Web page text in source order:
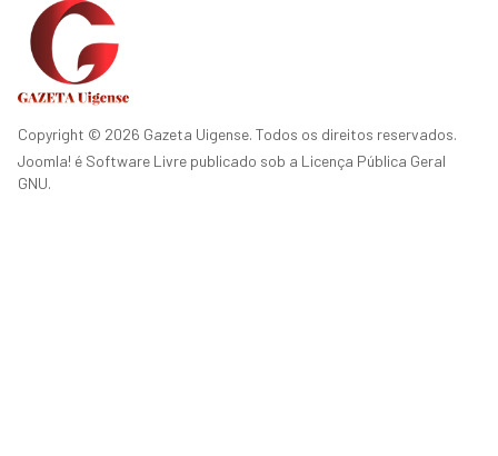
Copyright © 2026 Gazeta Uigense. Todos os direitos reservados.
Joomla! é Software Livre publicado sob a Licença Pública Geral
GNU.